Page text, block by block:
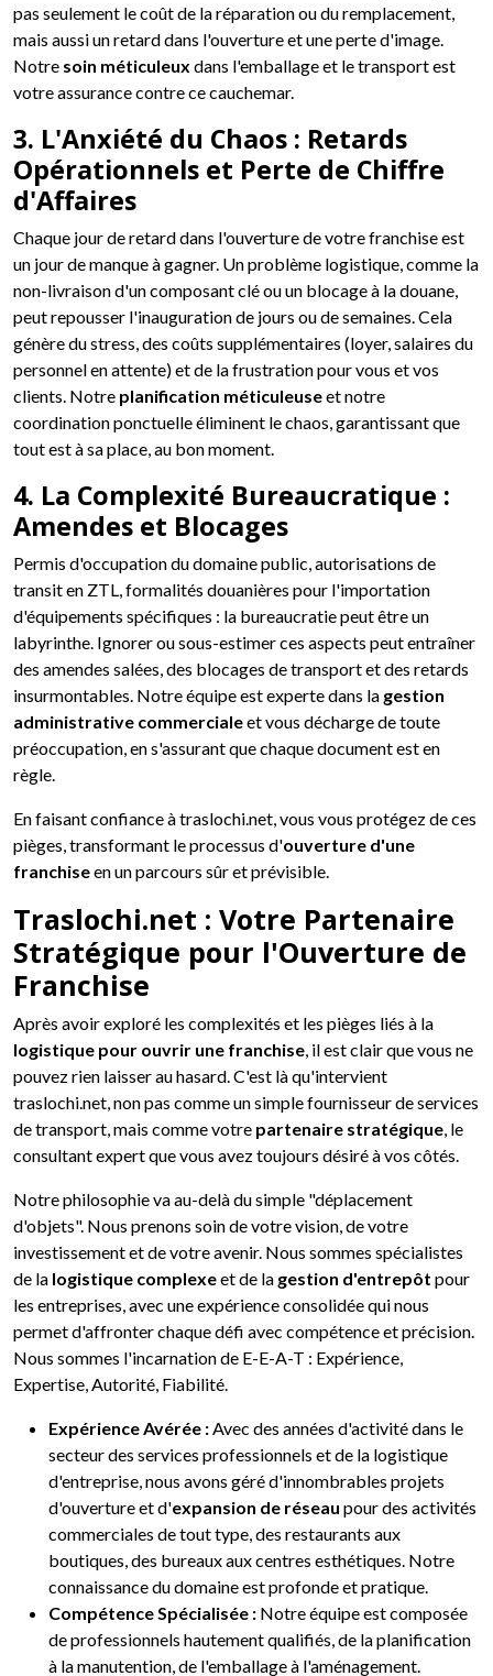
pas seulement le coût de la réparation ou du remplacement,
mais aussi un retard dans l'ouverture et une perte d'image.
Notre soin méticuleux dans l'emballage et le transport est
votre assurance contre ce cauchemar.
3. L'Anxiété du Chaos : Retards
Opérationnels et Perte de Chiffre
d'Affaires
Chaque jour de retard dans l'ouverture de votre franchise est
un jour de manque à gagner. Un problème logistique, comme la
non-livraison d'un composant clé ou un blocage à la douane,
peut repousser l'inauguration de jours ou de semaines. Cela
génère du stress, des coûts supplémentaires (loyer, salaires du
personnel en attente) et de la frustration pour vous et vos
clients. Notre planification méticuleuseet notre
coordination ponctuelle éliminent le chaos, garantissant que
tout est à sa place, au bon moment.
4. La Complexité Bureaucratique :
Amendes et Blocages
Permis d'occupation du domaine public, autorisations de
transit en ZTL, formalités douanières pour l'importation
d'équipements spécifiques : la bureaucratie peut être un
labyrinthe. Ignorer ou sous-estimer ces aspects peut entraîner
des amendes salées, des blocages de transport et des retards
insurmontables. Notre équipe est experte dans la gestion
administrative commercialeet vous décharge de toute
préoccupation, en s'assurant que chaque document est en
règle.
En faisant confiance à traslochi.net, vous vous protégez de ces
pièges, transformant le processus d'ouverture d'une
franchiseen un parcours sûr et prévisible.
Traslochi.net : Votre Partenaire
Stratégique pour l'Ouverture de
Franchise
Après avoir exploré les complexités et les pièges liés à la
logistique pour ouvrir une franchise , il est clair que vous ne
pouvez rien laisser au hasard. C'est là qu'intervient
traslochi.net, non pas comme un simple fournisseur de services
de transport, mais comme votre partenaire stratégique , le
consultant expert que vous avez toujours désiré à vos côtés.
Notre philosophie va au-delà du simple "déplacement
d'objets". Nous prenons soin de votre vision, de votre
investissement et de votre avenir. Nous sommes spécialistes
de la logistique complexeet de la gestion d'entrepôt pour
les entreprises, avec une expérience consolidée qui nous
permet d'affronter chaque défi avec compétence et précision.
Nous sommes l'incarnation de E-E-A-T : Expérience,
Expertise, Autorité, Fiabilité.
Expérience Avérée : Avec des années d'activité dans le
secteur des services professionnels et de la logistique
d'entreprise, nous avons géré d'innombrables projets
d'ouverture et d'expansion de réseau pour des activités
commerciales de tout type, des restaurants aux
boutiques, des bureaux aux centres esthétiques. Notre
connaissance du domaine est profonde et pratique.
Compétence Spécialisée : Notre équipe est composée
de professionnels hautement qualifiés, de la planification
à la manutention, de l'emballage à l'aménagement.